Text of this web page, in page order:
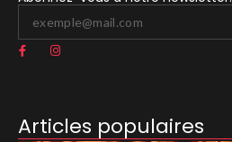
Articles populaires